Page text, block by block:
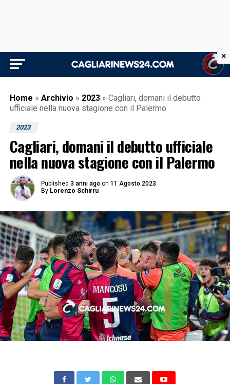
Home » Archivio » 2023 » Cagliari, domani il debutto
ufficiale nella nuova stagione con il Palermo
2023
Cagliari, domani il debutto ufficiale
nella nuova stagione con il Palermo
Published 3 anni ago on 11 Agosto 2023
By Lorenzo Schirru
×